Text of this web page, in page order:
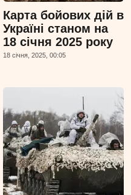
Карта бойових дій в
Україні станом на
18 січня 2025 року
18 сiчня, 2025, 00:05